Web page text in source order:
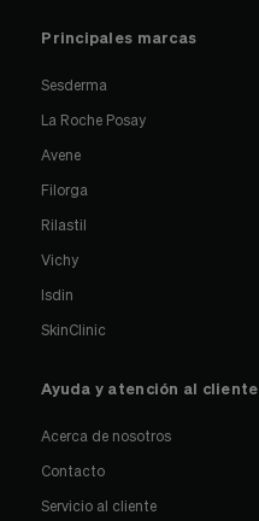
Principales marcas
Sesderma
La Roche Posay
Avene
Filorga
Rilastil
Vichy
Isdin
SkinClinic
Ayuda y atención al cliente
Acerca de nosotros
Contacto
Servicio al cliente